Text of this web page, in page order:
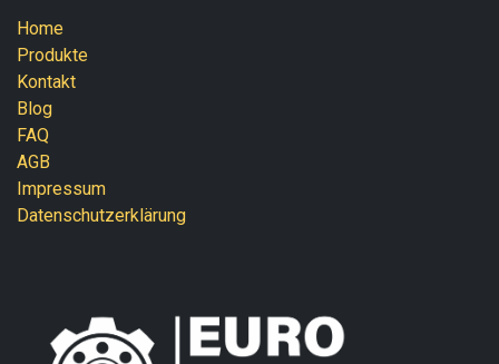
Home
Produkte
Kontakt
Blog
FAQ
AGB
Impressum
Datenschutzerklärung